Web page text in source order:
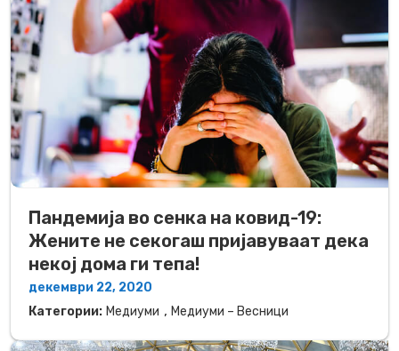
Пандемија во сенка на ковид-19:
Жените не секогаш пријавуваат дека
некој дома ги тепа!
декември 22, 2020
Категории: Медиуми , Медиуми – Весници